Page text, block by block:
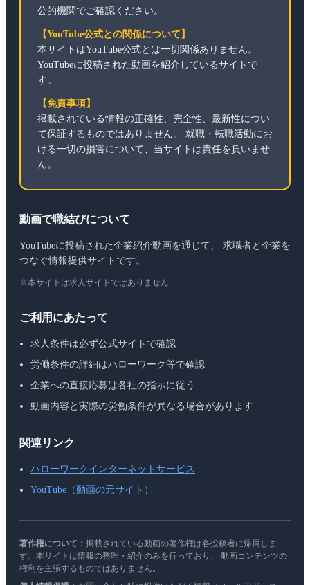
公的機関でご確認ください。
【YouTube公式との関係について】
本サイトはYouTube公式とは一切関係ありません。
YouTubeに投稿された動画を紹介しているサイトで
す。
【免責事項】
掲載されている情報の正確性、完全性、最新性につい
て保証するものではありません。 就職・転職活動にお
ける一切の損害について、当サイトは責任を負いませ
ん。
動画で職結びについて
YouTubeに投稿された企業紹介動画を通じて、 求職者と企業を
つなぐ情報提供サイトです。
※本サイトは求人サイトではありません
ご利用にあたって
求人条件は必ず公式サイトで確認
労働条件の詳細はハローワーク等で確認
企業への直接応募は各社の指示に従う
動画内容と実際の労働条件が異なる場合があります
関連リンク
ハローワークインターネットサービス
YouTube（動画の元サイト）
著作権について： 掲載されている動画の著作権は各投稿者に帰属しま
す。本サイトは情報の整理・紹介のみを行っており、 動画コンテンツの
権利を主張するものではありません。